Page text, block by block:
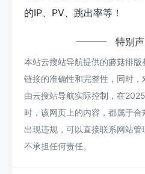
的IP、PV、跳出率等！
特别
本站云搜站导航提供的蘑菇排
链接的准确性和完整性，同时
由云搜站导航实际控制，在
时，该网页上的内容，都属于
出现违规，可以直接联系网站
不承担任何责任。